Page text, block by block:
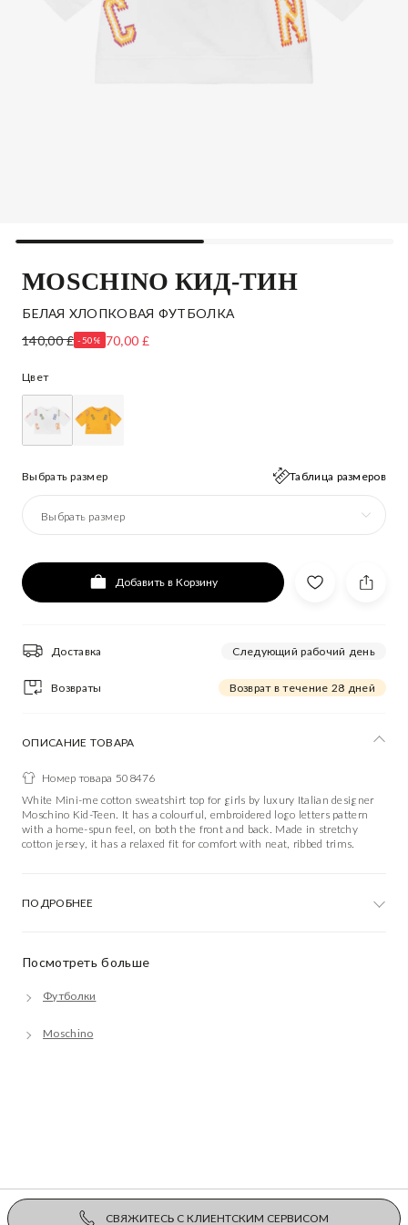
MOSCHINO КИД-ТИН
БЕЛАЯ ХЛОПКОВАЯ ФУТБОЛКА
140,00 £ -50% 70,00 £
Цвет
Выбрать размер Таблица размеров
Выбрать размер
Добавить в Корзину
Доставка Следующий рабочий день
Возвраты Возврат в течение 28 дней
Посмотреть больше
Футболки
Moschino
ОПИСАНИЕ ТОВАРА
Номер товара 508476
White Mini-me cotton sweatshirt top for girls by luxury Italian designer
Moschino Kid-Teen. It has a colourful, embroidered logo letters pattern
with a home-spun feel, on both the front and back. Made in stretchy
cotton jersey, it has a relaxed fit for comfort with neat, ribbed trims.
ПОДРОБНЕЕ
СВЯЖИТЕСЬ С КЛИЕНТСКИМ СЕРВИСОМ